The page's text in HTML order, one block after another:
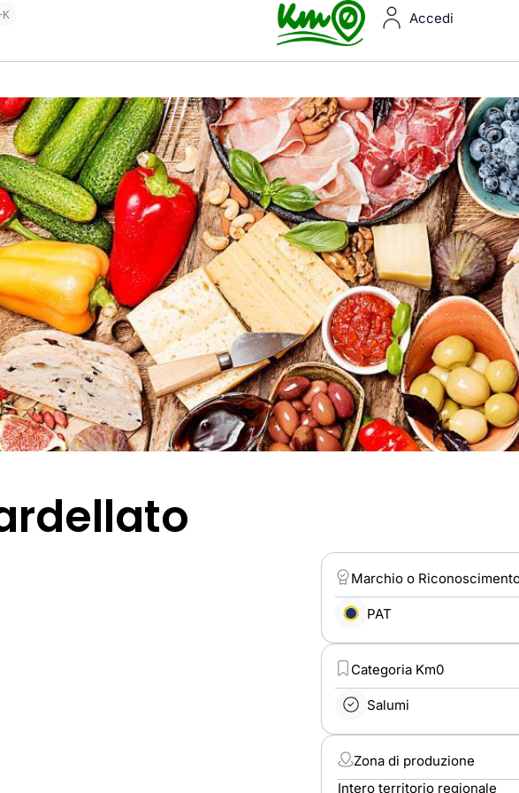
Accedi
Marchio o
PAT
Categoria Km0
Salumi
Zona di produzione
Intero territorio regionale